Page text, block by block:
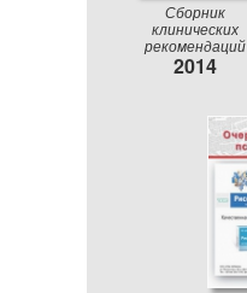
Сборник
клинических
рекомендаций
2014